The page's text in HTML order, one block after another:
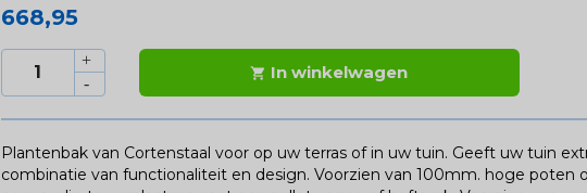
668,95
 In winkelwagen
Plantenbak van Cortenstaal voor op uw terras of in uw tuin. Geeft uw tuin
combinatie van functionaliteit en design. Voorzien van 100mm. hoge poten